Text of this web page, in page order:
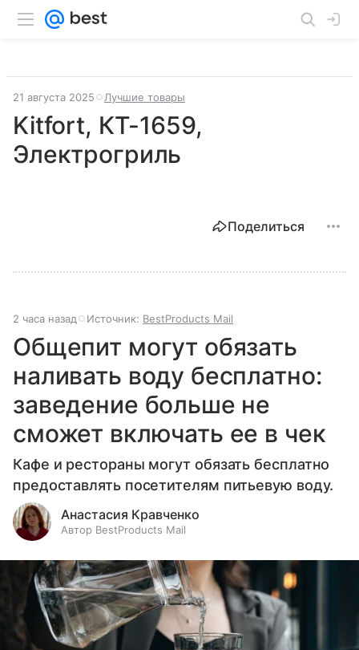
21 августа 2025 Лучшие товары
Kitfort, КТ-1659,
Электрогриль
Поделиться
2 часа назад Источник: BestProducts Mail
Общепит могут обязать
наливать воду бесплатно:
заведение больше не
сможет включать ее в чек
Кафе и рестораны могут обязать бесплатно
предоставлять посетителям питьевую воду.
Анастасия Кравченко
Автор BestProducts Mail